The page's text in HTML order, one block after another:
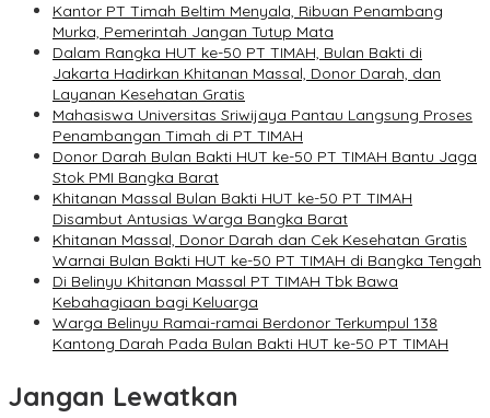
Kantor PT Timah Beltim Menyala, Ribuan Penambang
Murka, Pemerintah Jangan Tutup Mata
Dalam Rangka HUT ke-50 PT TIMAH, Bulan Bakti di
Jakarta Hadirkan Khitanan Massal, Donor Darah, dan
Layanan Kesehatan Gratis
Mahasiswa Universitas Sriwijaya Pantau Langsung Proses
Penambangan Timah di PT TIMAH
Donor Darah Bulan Bakti HUT ke-50 PT TIMAH Bantu Jaga
Stok PMI Bangka Barat
Khitanan Massal Bulan Bakti HUT ke-50 PT TIMAH
Disambut Antusias Warga Bangka Barat
Khitanan Massal, Donor Darah dan Cek Kesehatan Gratis
Warnai Bulan Bakti HUT ke-50 PT TIMAH di Bangka Tengah
Di Belinyu Khitanan Massal PT TIMAH Tbk Bawa
Kebahagiaan bagi Keluarga
Warga Belinyu Ramai-ramai Berdonor Terkumpul 138
Kantong Darah Pada Bulan Bakti HUT ke-50 PT TIMAH
Jangan Lewatkan